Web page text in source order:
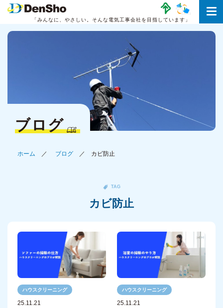
「みんなに、やさしい。 そんな電気工事会社を目指しています」
ブログ
ホーム ブログ カビ防止
TAG
カビ防止
ハウスクリーニング
25.11.21
ハウスクリーニング
25.11.21